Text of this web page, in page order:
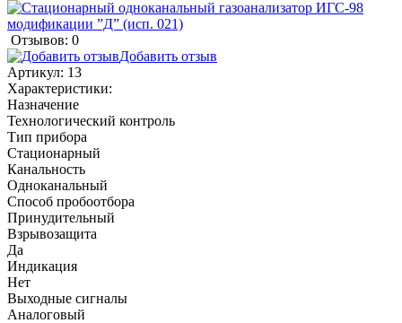
Отзывов: 0
Добавить отзыв
Артикул: 13
Характеристики:
Назначение
Технологический контроль
Тип прибора
Стационарный
Канальность
Одноканальный
Способ пробоотбора
Принудительный
Взрывозащита
Да
Индикация
Нет
Выходные сигналы
Аналоговый